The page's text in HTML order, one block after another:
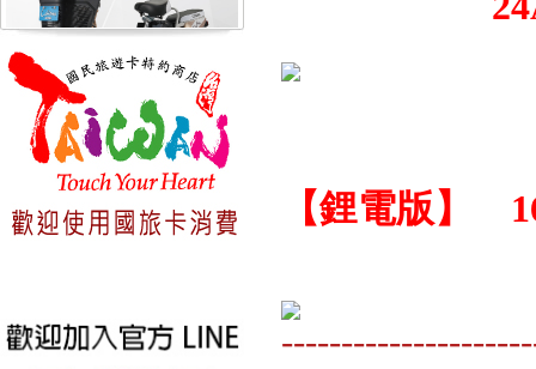
台北新北蘆洲永繹電動車可愛
馬18吋電動輔助自行車 CHT-
027
【鋰電版】